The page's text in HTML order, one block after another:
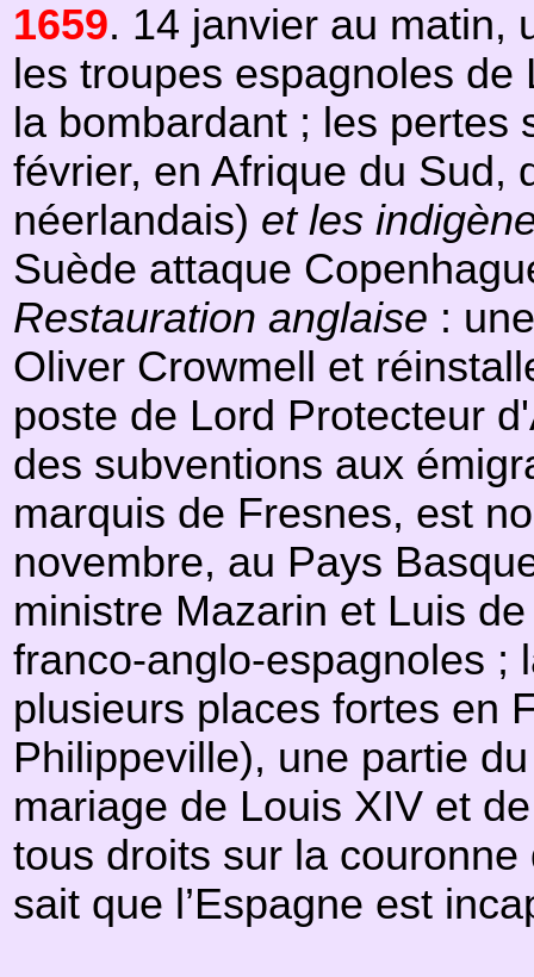
1659. 14 janvier au matin,
les troupes espagnoles
la bombardant ; les
février, en Afrique du Sud,
néerlandais) et les
Suède attaque
Restauration anglaise :
Oliver Crowmell et
poste de Lord Protecteur
des subventions aux
marquis de Fresnes, est
novembre, au Pays
ministre Mazarin et Luis
franco-anglo-espagnoles ;
plusieurs places fortes en
Philippeville), une partie
mariage de Louis XIV et
tous droits sur la couronne
sait que l’Espagne est